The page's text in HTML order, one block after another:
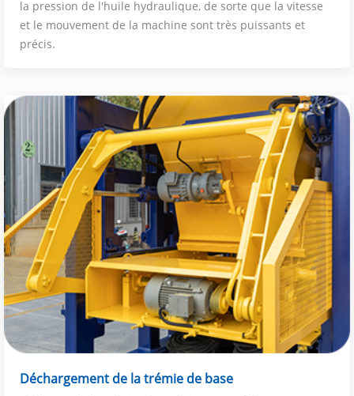
la pression de l'huile hydraulique, de sorte que la vitesse
et le mouvement de la machine sont très puissants et
précis.
Déchargement de la trémie de base